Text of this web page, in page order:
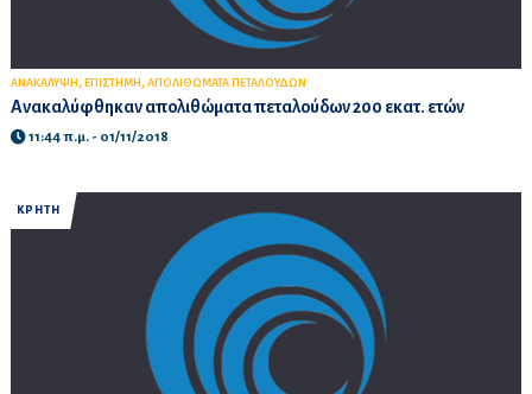
ΑΝΑΚΑΛΥΨΗ , ΕΠΙΣΤΗΜΗ , ΑΠΟΛΙΘΩΜΑΤΑ ΠΕΤΑΛΟΥΔΩΝ
Ανακαλύφθηκαν απολιθώματα πεταλούδων 200 εκατ. ετών
11:44 π.μ. - 01/11/2018
ΚΡΗΤΗ